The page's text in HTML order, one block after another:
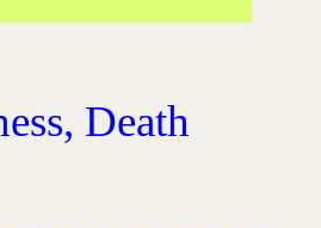
Death